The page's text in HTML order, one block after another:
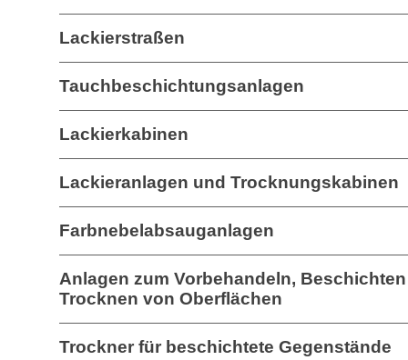
Lackierstraßen
Tauchbeschichtungsanlagen
Lackierkabinen
Lackieranlagen und Trocknungskabinen
Farbnebelabsauganlagen
Anlagen zum Vorbehandeln,
Trocknen von Oberflächen
Trockner für beschichtete Gegenstände